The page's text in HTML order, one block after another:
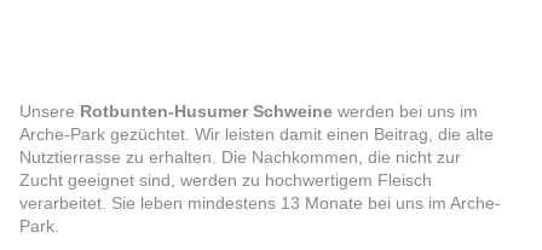
Unsere Rotbunten-Husumer Schweine werden bei uns im
Arche-Park gezüchtet. Wir leisten damit einen Beitrag, die alte
Nutztierrasse zu erhalten. Die Nachkommen, die nicht zur
Zucht geeignet sind, werden zu hochwertigem Fleisch
verarbeitet. Sie leben mindestens 13 Monate bei uns im Arche-
Park.